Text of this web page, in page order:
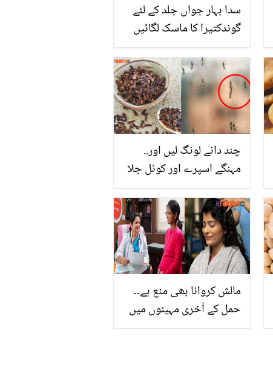
سدا بہار جواں جلد کے لئے
گوندکتیرا کا ماسک لگائیں
مٹائے ڈھونڈنے سے بھی نظر
نہ آئے
چند دانے لونگ لیں اور..
مہنگے اسپرے اور کوئل جلا
پینے والے مچھروں سے جان
چھڑانے کے یہ 3 سستے
طریقے آزمائیں
مالش کروانا بھی منع ہے۔۔
حمل کے آخری مہینوں میں